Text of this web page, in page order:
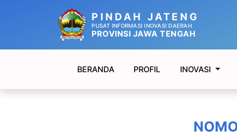
PINDAH JATENG
PUSAT INFORMASI INOVASI DAERAH
PROVINSI JAWA TENGAH
BERANDA PROFIL INOVASI